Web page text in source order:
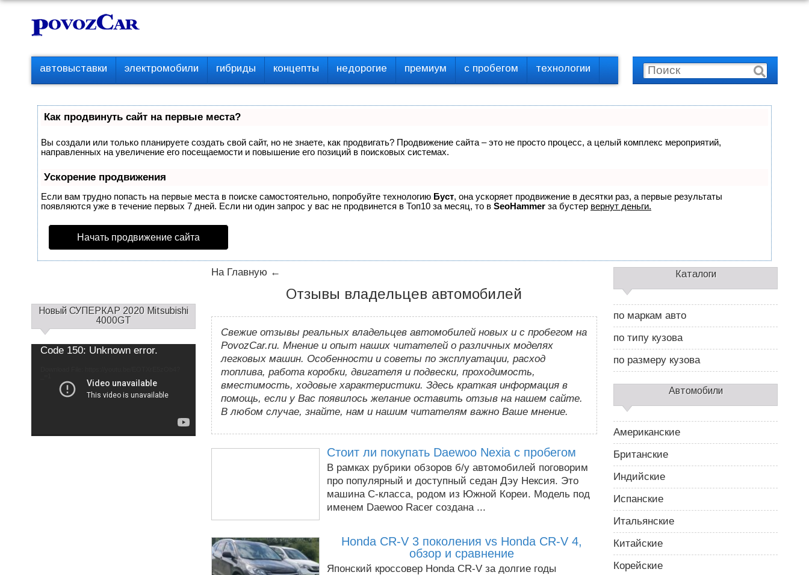
Перейти
контенту
р
о
е
м
е
ю
автовыставки электромобили гибриды концепты недорогие премиум с пробегом технологии
Как продвинуть сайт на первые места?
Вы создали или только планируете создать свой сайт, но не знаете, как продвигать? Продвижение сайта – это не просто процесс, а целый комплекс мероприятий,
направленных на увеличение его посещаемости и повышение его позиций в поисковых системах.
Ускорение продвижения
Если вам трудно попасть на первые места в поиске самостоятельно, попробуйте технологию Буст, она ускоряет продвижение в десятки раз, а первые результаты
появляются уже в течение первых 7 дней. Если ни один запрос у вас не продвинется в Топ10 за месяц, то в SeoHammer за бустер вернут деньги.
Начать продвижение сайта
На Главную ←
Отзывы владельцев автомобилей
Свежие отзывы реальных владельцев автомобилей новых и с пробегом на
PovozCar.ru. Мнение и опыт наших читателей о различных моделях
легковых машин. Особенности и советы по эксплуатации, расход
топлива, работа коробки, двигателя и подвески, проходимость,
вместимость, ходовые характеристики. Здесь краткая информация в
помощь, если у Вас появилось желание оставить отзыв на нашем сайте.
В любом случае, знайте, нам и нашим читателям важно Ваше мнение.
Стоит ли покупать Daewoo Nexia с пробегом
В рамках рубрики обзоров б/у автомобилей поговорим
про популярный и доступный седан Дэу Нексия. Это
машина C-класса, родом из Южной Кореи. Модель под
именем Daewoo Racer создана ...
Honda CR-V 3 поколения vs Honda CR-V 4,
обзор и сравнение
Японский кроссовер Honda CR-V за долгие годы
С
д
Новый СУПЕРКАР 2020 Mitsubishi
4000GT
Video
Code 150: Unknown error.Use
Up/Down
or
decrease
volume.
д
б
а
р
2
Каталоги
по маркам авто
по типу кузова
по размеру кузова
Автомобили
Американские
Британские
Индийские
Испанские
Итальянские
Китайские
Корейские